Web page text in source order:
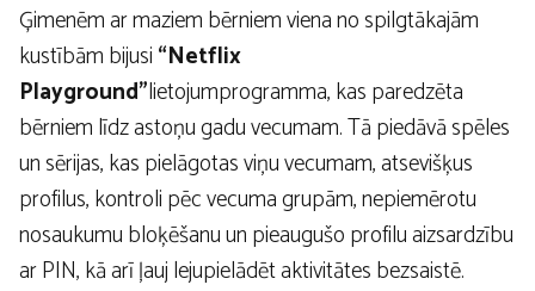
Ģimenēm ar maziem bērniem viena no spilgtākajām
kustībām bijusi“Netflix
Playground”lietojumprogramma, kas paredzēta
bērniem līdz astoņu gadu vecumam. Tā piedāvā spēles
un sērijas, kas pielāgotas viņu vecumam, atsevišķus
profilus, kontroli pēc vecuma grupām, nepiemērotu
nosaukumu bloķēšanu un pieaugušo profilu aizsardzību
ar PIN, kā arī ļauj lejupielādēt aktivitātes bezsaistē.